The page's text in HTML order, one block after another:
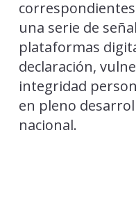
una serie de
plataformas
declaración,
integridad
en pleno
nacional.